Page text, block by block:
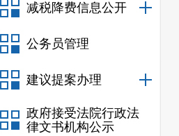
减税降费信息公开
公务员管理
建议提案办理
政府接受法院行政法
律文书机构公示